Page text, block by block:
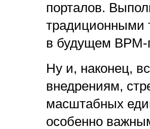
порталов.
традиционными
в будущем BPM-
Ну и, наконец,
внедрениям,
масштабных
особенно